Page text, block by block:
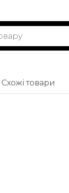
Схожі товари